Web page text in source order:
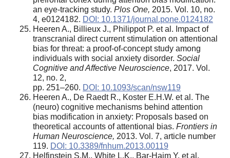
an eye-tracking study. Plos One, 2015. Vol. 10, no.
4, e0124182. DOI: 10.1371/journal.pone.0124182
Heeren A., Billieux J., Philippot P. et al. Impact of
transcranial direct current stimulation on attentional
bias for threat: a proof-of-concept study among
individuals with social anxiety disorder. Social
Cognitive and Affective Neuroscience, 2017. Vol.
12, no. 2,
pp. 251–260. DOI: 10.1093/scan/nsw119
Heeren A., De Raedt R., Koster E.H.W. et al. The
(neuro) cognitive mechanisms behind attention
bias modification in anxiety: Proposals based on
theoretical accounts of attentional bias. Frontiers in
Human Neuroscience, 2013. Vol. 7, article number
119. DOI: 10.3389/fnhum.2013.00119
Helfinstein S.M., White L.K., Bar-Haim Y. et al.